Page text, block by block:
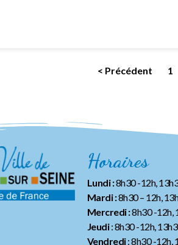
< Précédent 1
Horaires
Lundi :8h30 -12h,
Mardi :8h30 – 12h,
Mercredi :8h30 -12h,
Jeudi: 8h30 -12h,
Vendredi: 8h30 -12h,